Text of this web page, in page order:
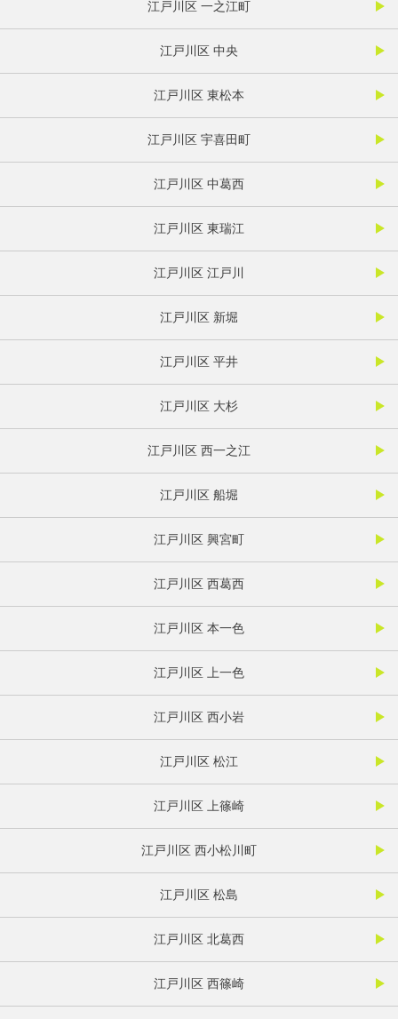
江戸川区 一之江町
江戸川区 中央
江戸川区 東松本
江戸川区 宇喜田町
江戸川区 中葛西
江戸川区 東瑞江
江戸川区 江戸川
江戸川区 新堀
江戸川区 平井
江戸川区 大杉
江戸川区 西一之江
江戸川区 船堀
江戸川区 興宮町
江戸川区 西葛西
江戸川区 本一色
江戸川区 上一色
江戸川区 西小岩
江戸川区 松江
江戸川区 上篠崎
江戸川区 西小松川町
江戸川区 松島
江戸川区 北葛西
江戸川区 西篠崎